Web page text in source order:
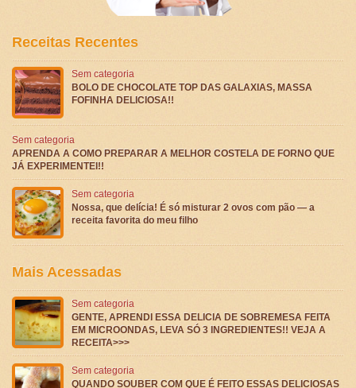
Receitas Recentes
Sem categoria
BOLO DE CHOCOLATE TOP DAS GALAXIAS, MASSA
FOFINHA DELICIOSA!!
Sem categoria
APRENDA A COMO PREPARAR A MELHOR COSTELA DE FORNO QUE
JÁ EXPERIMENTEI!!
Sem categoria
Nossa, que delícia! É só misturar 2 ovos com pão — a
receita favorita do meu filho
Mais Acessadas
Sem categoria
GENTE, APRENDI ESSA DELICIA DE SOBREMESA FEITA
EM MICROONDAS, LEVA SÓ 3 INGREDIENTES!! VEJA A
RECEITA>>>
Sem categoria
QUANDO SOUBER COM QUE É FEITO ESSAS DELICIOSAS